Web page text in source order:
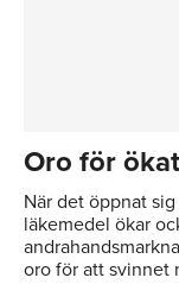
Oro för
När det öppnat
läkemedel ökar
oro för att svinnet